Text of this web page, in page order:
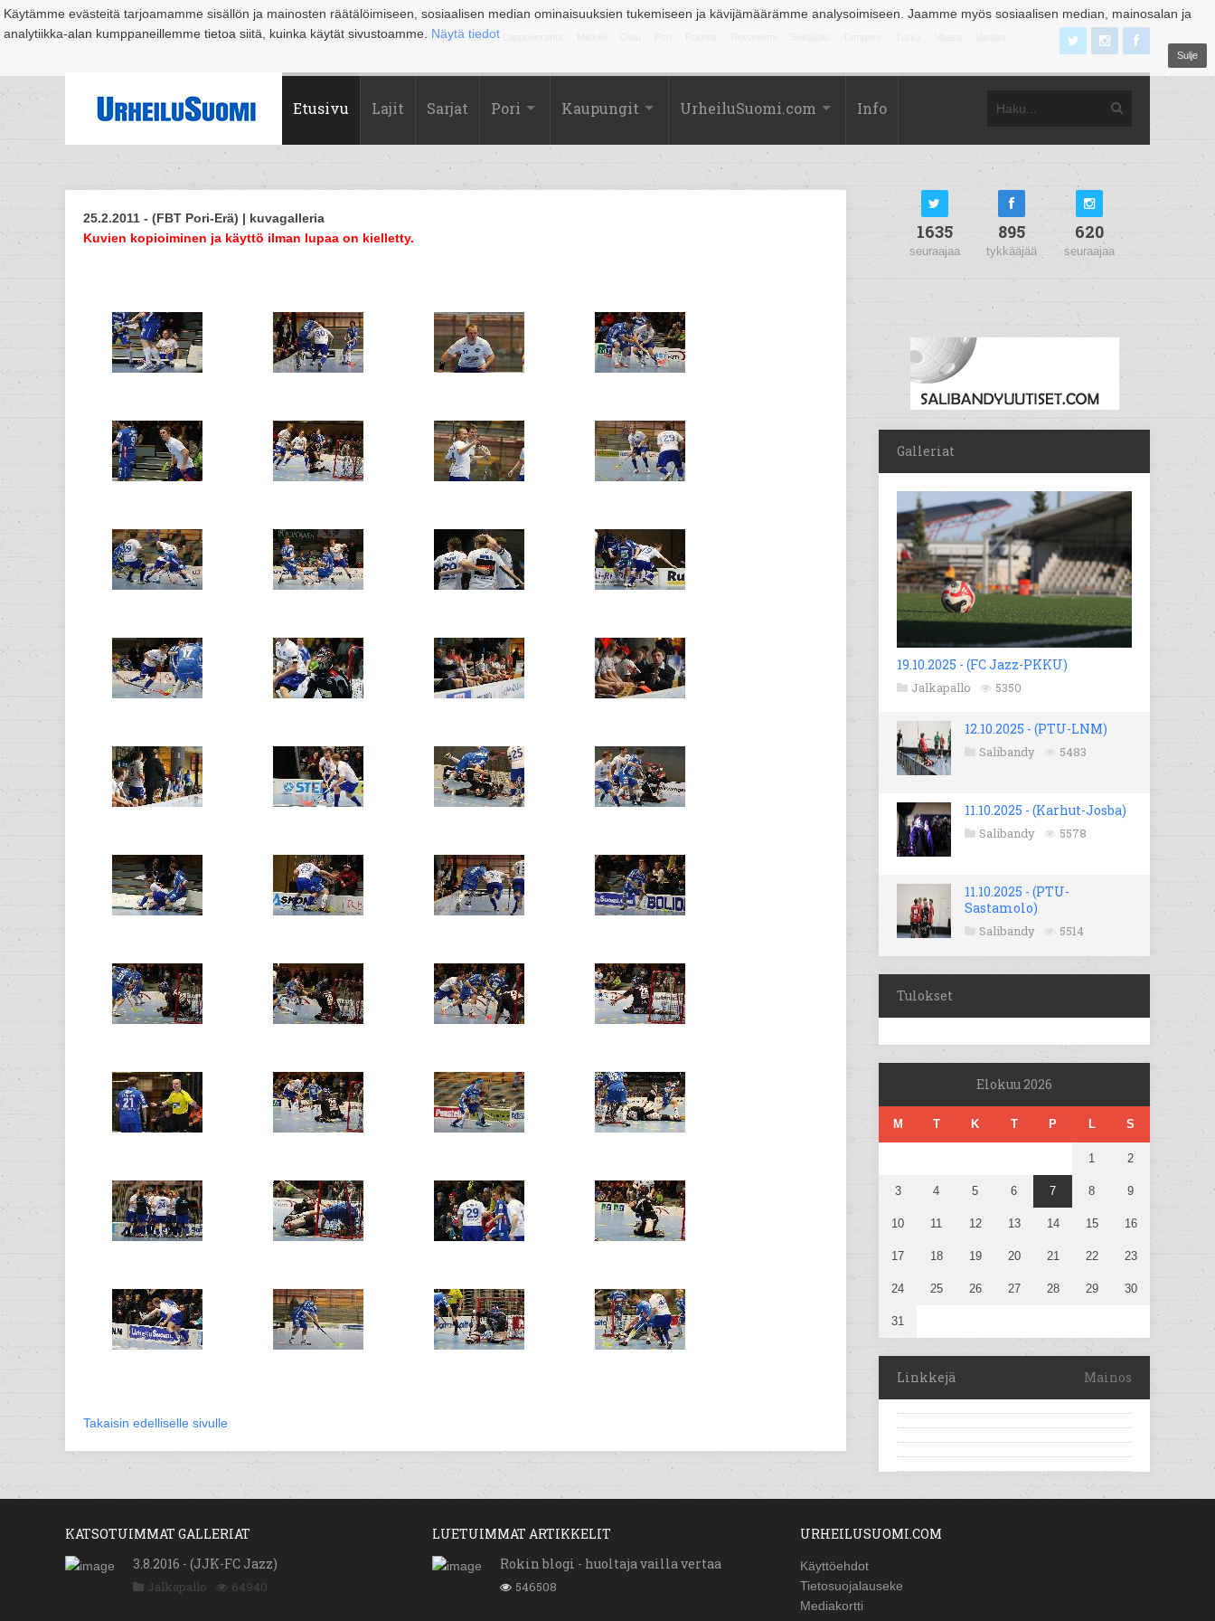
Käytämme evästeitä tarjoamamme sisällön ja mainosten räätälöimiseen, sosiaalisen median ominaisuuksien tukemiseen ja kävijämäärämme analysoimiseen. Jaamme myös sosiaalisen median, mainosalan ja
analytiikka-alan kumppaneillemme tietoa siitä, kuinka käytät sivustoamme. Näytä tiedot
Sulje
Suomi Espoo Helsinki Hämeenlinna Joensuu Jyväskylä Kouvola Kuopio Lahti
Etusivu Lajit Sarjat Pori Kaupungit UrheiluSuomi.com Info
25.2.2011 - (FBT Pori-Erä) | kuvagalleria
Kuvien kopioiminen ja käyttö ilman lupaa on kielletty.
Takaisin edelliselle sivulle
1635
seuraajaa
895
tykkääjää
620
seuraajaa
Galleriat
19.10.2025 - (FC Jazz-PKKU)
Jalkapallo 5350
12.10.2025 - (PTU-LNM)
Salibandy 5483
11.10.2025 - (Karhut-Josba)
Salibandy 5578
11.10.2025 - (PTU-
Sastamolo)
Salibandy 5514
Tulokset
Elokuu 2026
M T K T P L S
1 2
3 4 5 6 7 8 9
10 11 12 13 14 15 16
17 18 19 20 21 22 23
24 25 26 27 28 29 30
31
Linkkejä Mainos
KATSOTUIMMAT GALLERIAT
3.8.2016 - (JJK-FC Jazz)
Jalkapallo 64940
LUETUIMMAT ARTIKKELIT
Rokin blogi - huoltaja vailla vertaa
546508
URHEILUSUOMI.COM
Käyttöehdot
Tietosuojalauseke
Mediakortti